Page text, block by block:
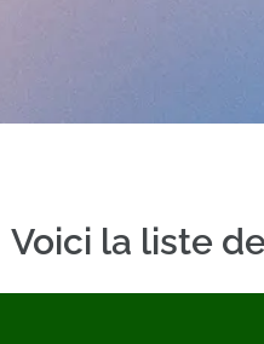
Voici la liste